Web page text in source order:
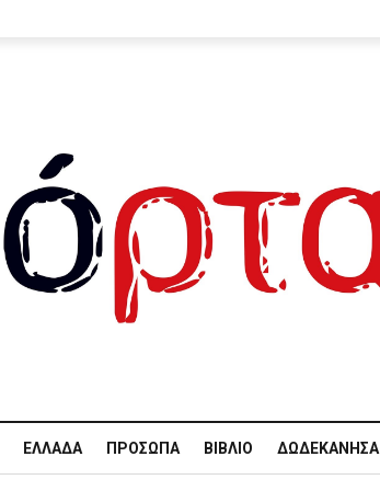
ΕΛΛΆΔΑ ΠΡΌΣΩΠΑ ΒΙΒΛΊΟ ΔΩΔΕΚΆΝΗΣΑ